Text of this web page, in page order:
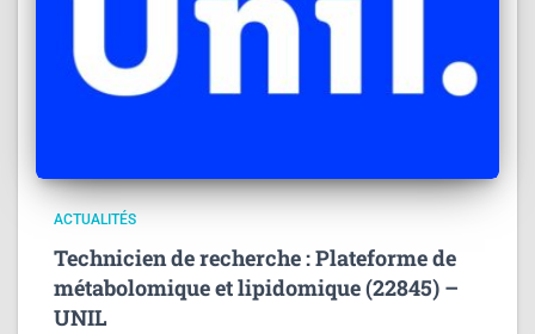
ACTUALITÉS
Technicien de recherche : Plateforme de
métabolomique et lipidomique (22845) –
UNIL